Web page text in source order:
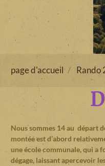
page d'accueil Rando
Nous sommes 14 au départ
montée est d’abord
une école communale, qui a
dégage, laissant apercevoir